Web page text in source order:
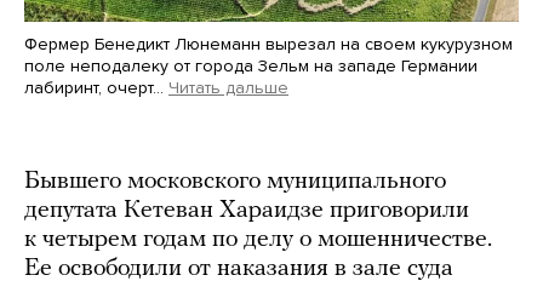
Фермер Бенедикт Люнеманн вырезал на своем кукурузном
поле неподалеку от города Зельм на западе Германии
лабиринт, очерт… Читать дальше
Бывшего московского муниципального
депутата Кетеван Хараидзе приговорили
к четырем годам по делу о мошенничестве.
Ее освободили от наказания в зале суда